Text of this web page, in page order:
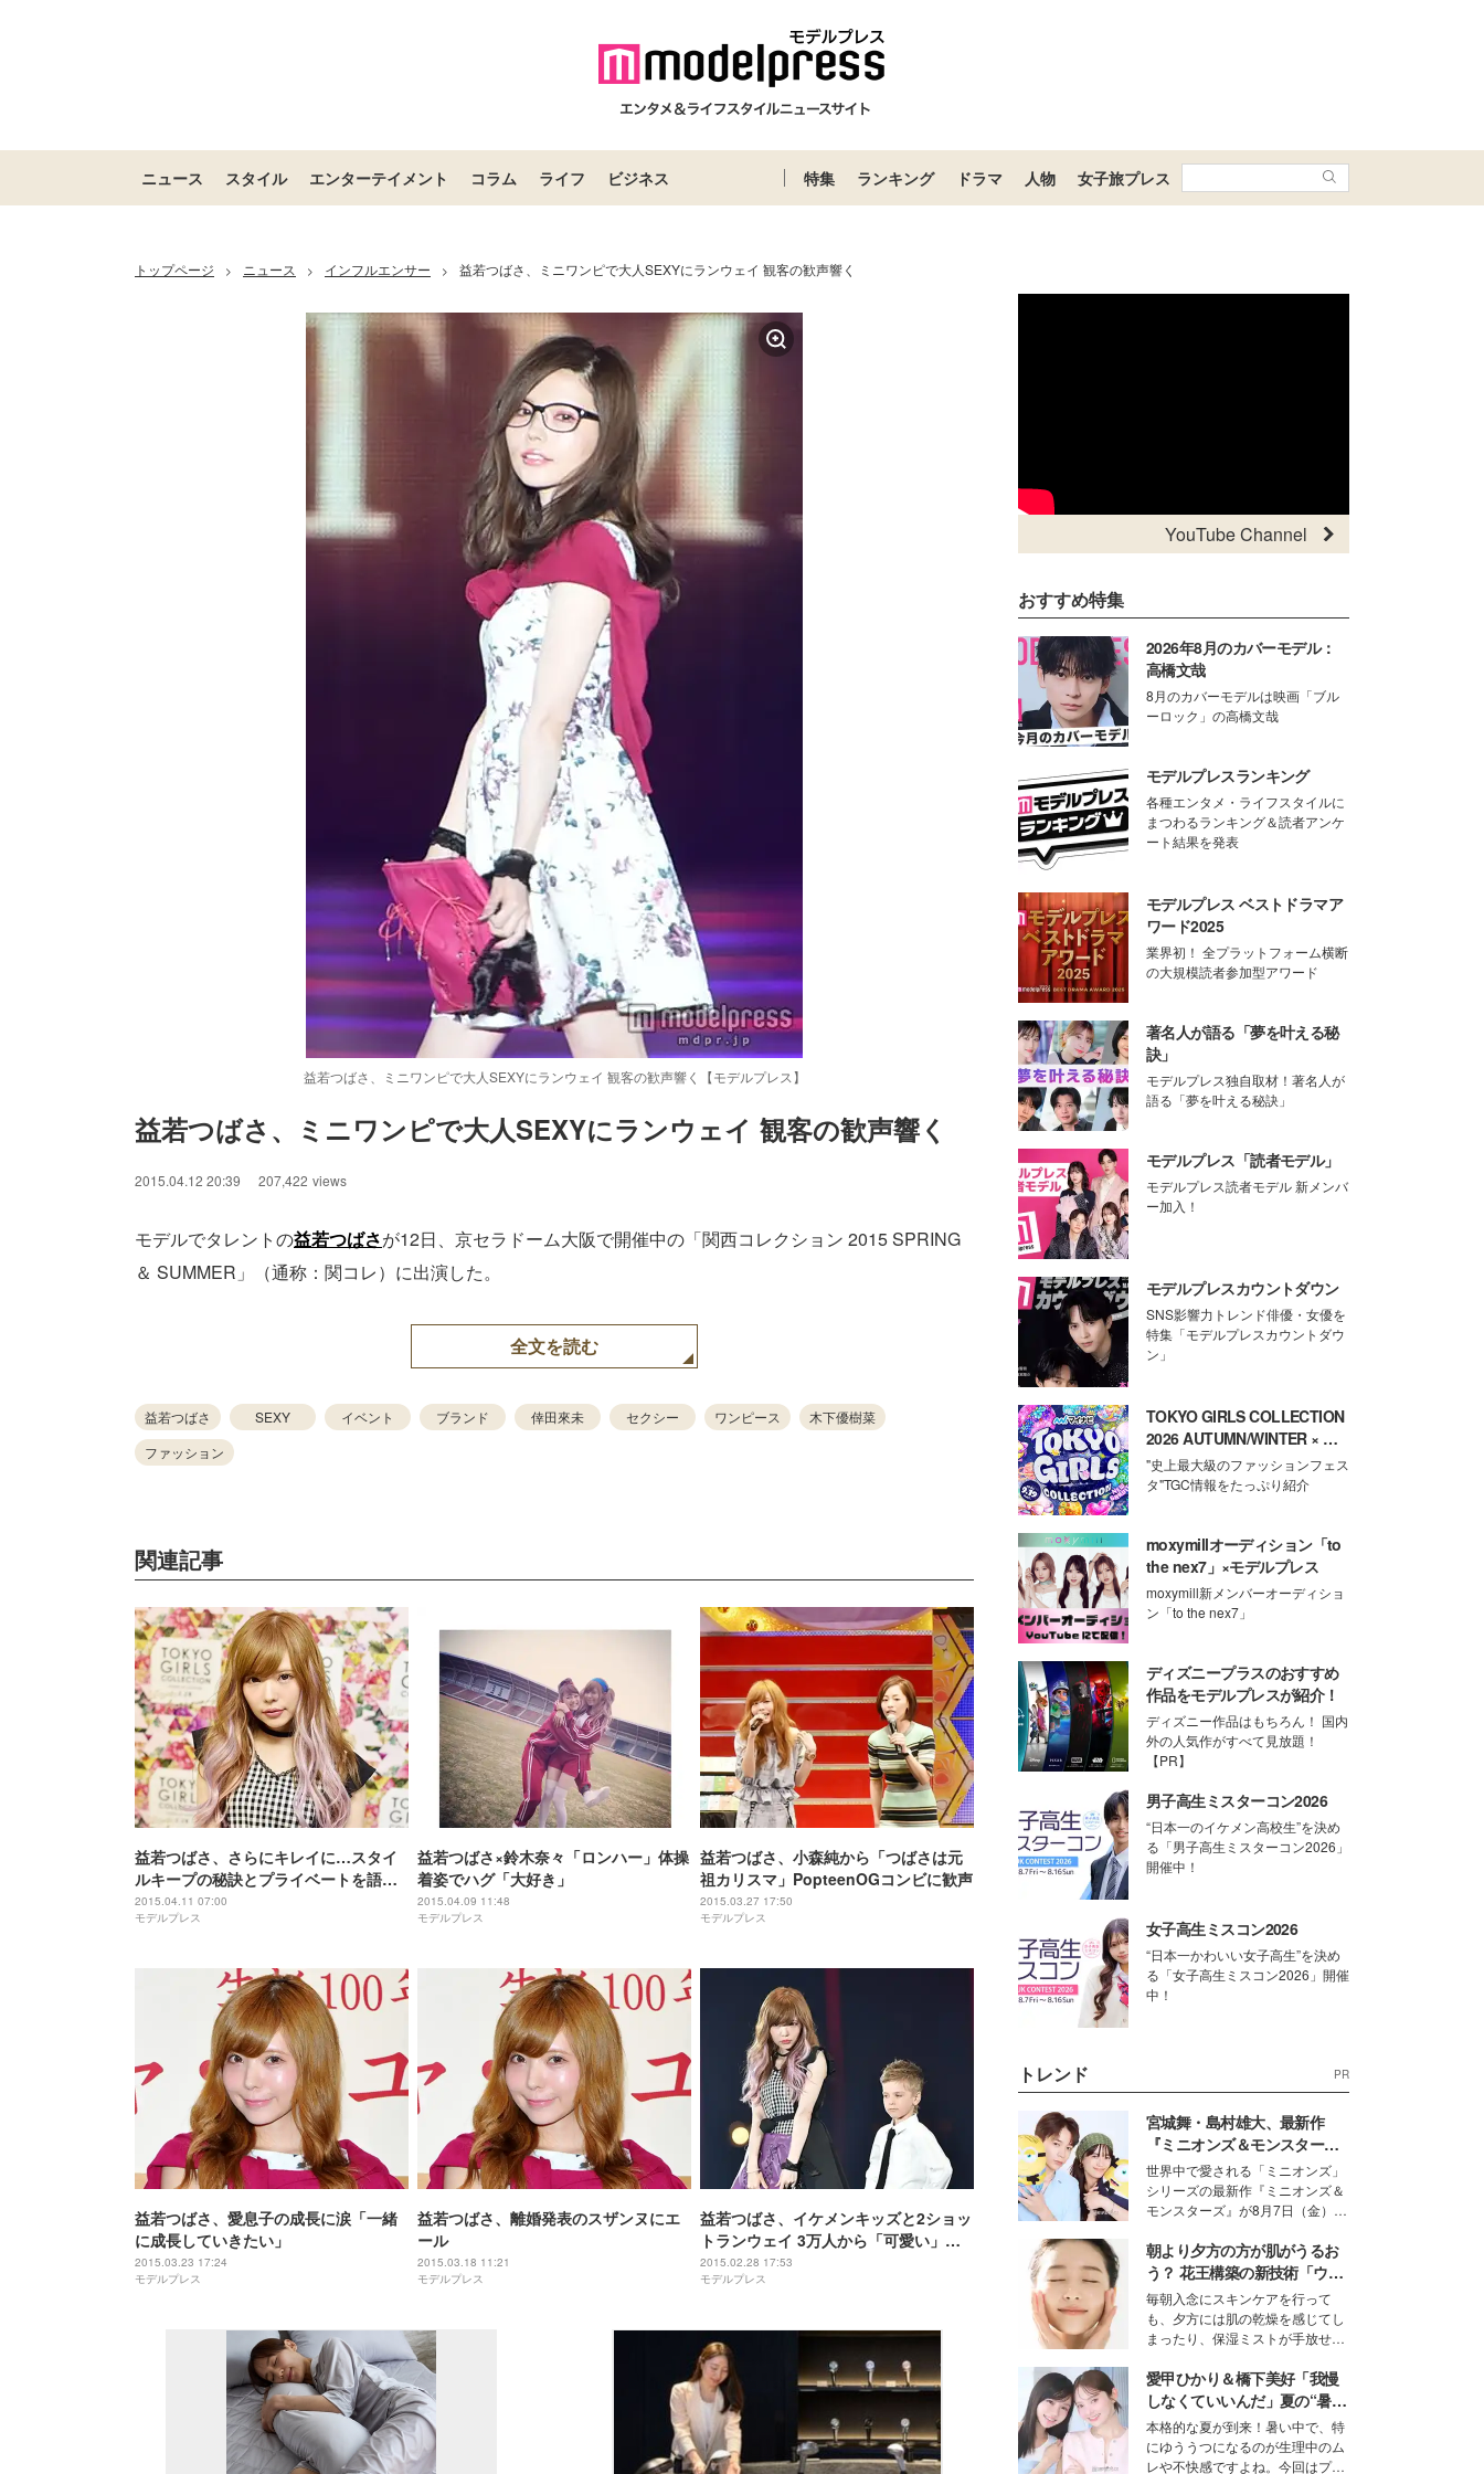
ニュース スタイル エンターテイメント コラム ライフ ビジネス 特集 ランキング ドラマ 人物 女子旅プレス
トップページ > ニュース > インフルエンサー > 益若つばさ、ミニワンピで大人SEXYにランウェイ 観客の歓声響く
益若つばさ、ミニワンピで大人SEXYにランウェイ 観客の歓声響く【モデルプレス】
益若つばさ、ミニワンピで大人SEXYにランウェイ 観客の歓声響く
2015.04.12 20:39 207,422 views
モデルでタレントの益若つばさが12日、京セラドーム大阪で開催中の「関西コレクション 2015 SPRING
＆ SUMMER」（通称：関コレ）に出演した。
全文を読む
益若つばさ SEXY イベント ブランド 倖田來未 セクシー ワンピース
木下優樹菜
ファッション
関連記事
益若つばさ、さらにキレイに…スタイ
ルキープの秘訣とプライベートを語
る モデルプレスインタビュー
2015.04.11 07:00
モデルプレス
益若つばさ×鈴木奈々「ロンハー」体操
着姿でハグ「大好き」
2015.04.09 11:48
モデルプレス
益若つばさ、小森純から「つばさは元
祖カリスマ」PopteenOGコンビに歓声
2015.03.27 17:50
モデルプレス
益若つばさ、愛息子の成長に涙「一緒
に成長していきたい」
2015.03.23 17:24
モデルプレス
益若つばさ、離婚発表のスザンヌにエ
ール
2015.03.18 11:21
モデルプレス
益若つばさ、イケメンキッズと2ショッ
トランウェイ 3万人から「可愛い」の
歓声＜TGC 2015S／S＞
2015.02.28 17:53
モデルプレス
YouTube Channel
おすすめ特集
2026年8月のカバーモデル：
高橋文哉
8月のカバーモデルは映画「ブル
ーロック」の高橋文哉
モデルプレスランキング
各種エンタメ・ライフスタイルに
まつわるランキング＆読者アンケ
ート結果を発表
モデルプレス ベストドラマア
ワード2025
業界初！ 全プラットフォーム横断
の大規模読者参加型アワード
著名人が語る「夢を叶える秘
訣」
モデルプレス独自取材！著名人が
語る「夢を叶える秘訣」
モデルプレス「読者モデル」
モデルプレス読者モデル 新メンバ
ー加入！
モデルプレスカウントダウン
SNS影響力トレンド俳優・女優を
特集「モデルプレスカウントダウ
ン」
TOKYO GIRLS COLLECTION
2026 AUTUMN/WINTER × モ
デルプレス
"史上最大級のファッションフェス
タ"TGC情報をたっぷり紹介
moxymillオーディション「to
the nex7」×モデルプレス
moxymill新メンバーオーディショ
ン「to the nex7」
ディズニープラスのおすすめ
作品をモデルプレスが紹介！
ディズニー作品はもちろん！ 国内
外の人気作がすべて見放題！
【PR】
男子高生ミスターコン2026
“日本一のイケメン高校生”を決め
る「男子高生ミスターコン2026」
開催中！
女子高生ミスコン2026
“日本一かわいい女子高生”を決め
る「女子高生ミスコン2026」開催
中！
トレンド PR
宮城舞・島村雄大、最新作
『ミニオンズ＆モンスター
ズ』の魅力熱弁 ハチャメチャ
だけじゃない“友情と絆”に感
動
世界中で愛される「ミニオンズ」
シリーズの最新作『ミニオンズ＆
モンスターズ』が8月7日（金）に
ニオン好き”という共通点を持つモ
デルの宮城舞と島村雄大の特別対
談をお届け！それぞれの視点か
ら、今作ならではの魅力や予想外
の感動をもたらす奥深いストーリ
ーについて熱く語り合ってもらっ
た。
朝より夕方の方が肌がうるお
う？ 花王構築の新技術「ウォ
ーターキャプチャリングスキ
ン（捕水肌）」がスキンケア
の常識を変える予感
毎朝入念にスキンケアを行って
も、夕方には肌の乾燥を感じてし
まったり、保湿ミストが手放せな
な美容の常識を大きく変える可能
性を秘めた、革新的な「Water
Capturing Skin（ウォーターキャ
プチャリングスキン：捕水肌）」
技術を、花王が構築した。
愛甲ひかり＆橋下美好「我慢
しなくていいんだ」夏の“暑さ
対策”の新しい選択肢とは？
本格的な夏が到来！暑い中で、特
にゆううつになるのが生理中のム
レや不快感ですよね。今回はプラ